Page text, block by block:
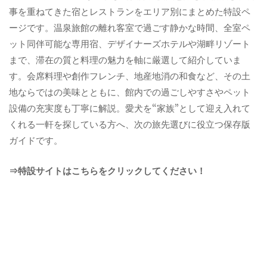
事を重ねてきた宿とレストランをエリア別にまとめた特設ペ
ージです。温泉旅館の離れ客室で過ごす静かな時間、全室ペ
ット同伴可能な専用宿、デザイナーズホテルや湖畔リゾート
まで、滞在の質と料理の魅力を軸に厳選して紹介していま
す。会席料理や創作フレンチ、地産地消の和食など、その土
地ならではの美味とともに、館内での過ごしやすさやペット
設備の充実度も丁寧に解説。愛犬を“家族”として迎え入れて
くれる一軒を探している方へ、次の旅先選びに役立つ保存版
ガイドです。
⇒特設サイトはこちらをクリックしてください！